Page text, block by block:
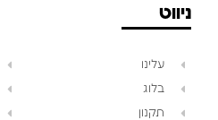
ניווט
עלינו
בלוג
תקנון